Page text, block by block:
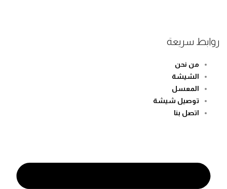
روابط سريعة
من نحن
الشيشة
المعسل
توصيل شيشة
اتصل بنا